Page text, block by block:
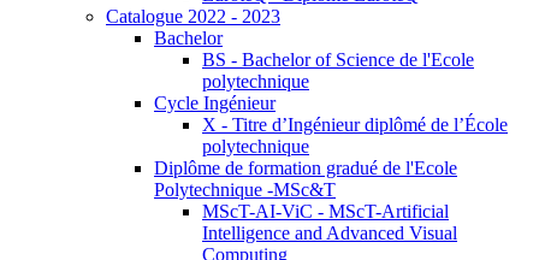
Catalogue 2022 - 2023
Bachelor
BS - Bachelor of Science de l'Ecole
polytechnique
Cycle Ingénieur
X - Titre d’Ingénieur diplômé de l’École
polytechnique
Diplôme de formation gradué de l'Ecole
Polytechnique -MSc&T
MScT-AI-ViC - MScT-Artificial
Intelligence and Advanced Visual
Computing